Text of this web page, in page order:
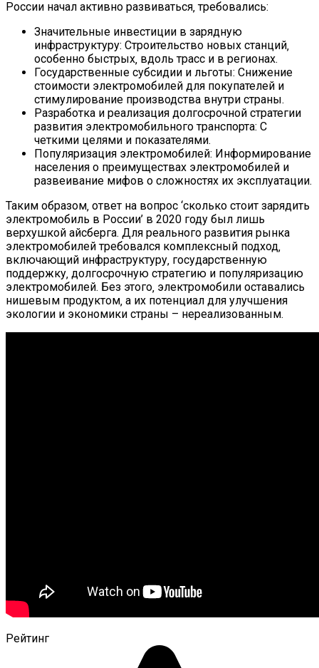
России начал активно развиваться‚ требовались:
Значительные инвестиции в зарядную
инфраструктуру: Строительство новых станций‚
особенно быстрых‚ вдоль трасс и в регионах.
Государственные субсидии и льготы: Снижение
стоимости электромобилей для покупателей и
стимулирование производства внутри страны.
Разработка и реализация долгосрочной стратегии
развития электромобильного транспорта: С
четкими целями и показателями.
Популяризация электромобилей: Информирование
населения о преимуществах электромобилей и
развеивание мифов о сложностях их эксплуатации.
Таким образом‚ ответ на вопрос ‘сколько стоит зарядить
электромобиль в России’ в 2020 году был лишь
верхушкой айсберга. Для реального развития рынка
электромобилей требовался комплексный подход‚
включающий инфраструктуру‚ государственную
поддержку‚ долгосрочную стратегию и популяризацию
электромобилей. Без этого‚ электромобили оставались
нишевым продуктом‚ а их потенциал для улучшения
экологии и экономики страны – нереализованным.
Рейтинг